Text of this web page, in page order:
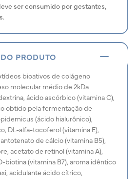
ser consumido por gestantes,
PRODUTO
bioativos de colágeno
molecular médio de 2kDa
ácido ascórbico (vitamina C),
obtido pela fermentação de
(ácido hialurônico),
DL-alfa-tocoferol (vitamina E),
de cálcio (vitamina B5),
acetato de retinol (vitamina A),
biotina (vitamina B7), aroma idêntico
acidulante ácido cítrico,